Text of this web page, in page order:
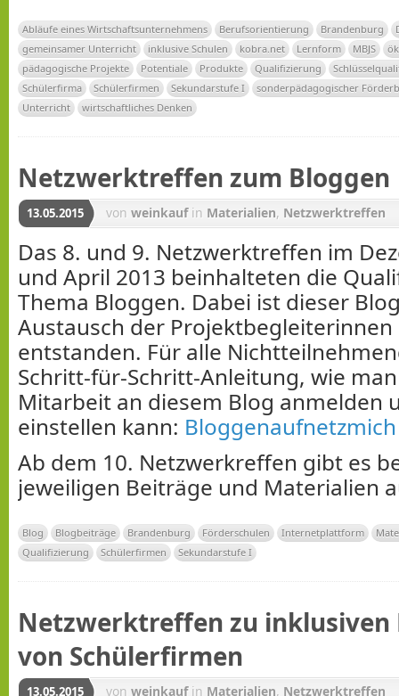
Abläufe eines Wirtschaftsunternehmens Berufsorientierung Brandenburg
gemeinsamer Unterricht
inklusive Schulen kobra.net Lernform MBJS
pädagogische Projekte
Potentiale Produkte Qualifizierung
Schülerfirma
Schülerfirmen Sekundarstufe I
sonderpädagogischer
Unterricht
wirtschaftliches Denken
Netzwerktreffen zum Bloggen
13.05.2015 von weinkauf in Materialien, Netzwerktreffen
Das 8. und 9. Netzwerktreffen im
und April 2013 beinhalteten die
Thema Bloggen. Dabei ist dieser
Austausch der
entstanden. Für alle
Schritt-für-Schritt-Anleitung, wie
Mitarbeit an diesem Blog anmelden
einstellen kann: Bloggenaufnetzmich
Ab dem 10. Netzwerkreffen gibt es
jeweiligen Beiträge und Materialien
Blog Blogbeiträge Brandenburg Förderschulen Internetplattform
Qualifizierung
Schülerfirmen Sekundarstufe I
Netzwerktreffen zu inklusiven
von Schülerfirmen
13.05.2015 von weinkauf in Materialien, Netzwerktreffen